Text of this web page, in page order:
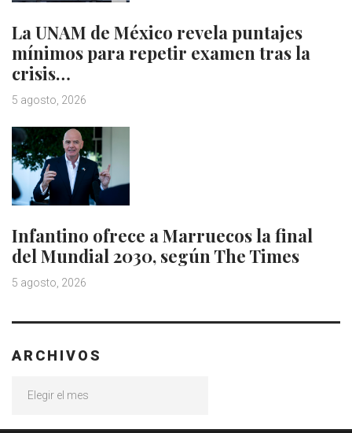
La UNAM de México revela puntajes
mínimos para repetir examen tras la
crisis…
5 agosto, 2026
Infantino ofrece a Marruecos la final
del Mundial 2030, según The Times
5 agosto, 2026
ARCHIVOS